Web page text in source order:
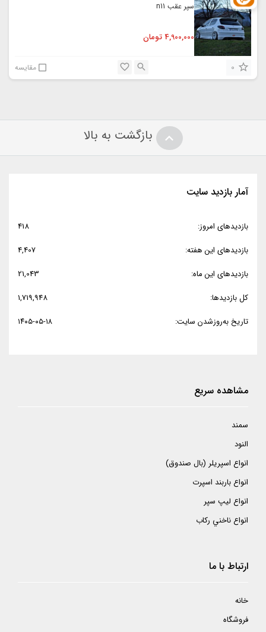
سپر عقب n11
4,900,000 تومان
0 مقایسه
بازگشت به بالا
آمار بازدید سایت
بازدیدهای امروز:
418
بازدیدهای این هفته:
4,407
بازدیدهای این ماه:
21,043
کل بازدیدها:
1,719,948
تاریخ به‌روزشدن سایت:
۱۴۰۵-۰۵-۱۸
مشاهده سریع
سمند
النود
انواع اسپريلر (بال صندوق)
انواع باربند اسپرت
انواع ليپ سپر
انواع ناخني ركاب
ارتباط با ما
خانه
فروشگاه